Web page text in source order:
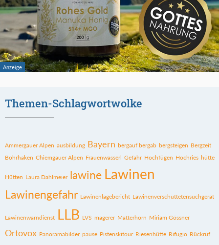
Themen-Schlagwortwolke
Ammergauer Alpen ausbildung Bayern bergauf bergab bergsteigen Bergzeit
Bohrhaken Chiemgauer Alpen Frauenwasserl Gefahr Hochfügen Hochries hütte
Hütten Laura Dahlmeier lawine Lawinen
Lawinengefahr Lawinenlagebericht Lawinenverschüttetensuchgerät
Lawinenwarndienst LLB LVS magerer Matterhorn Miriam Gössner
Ortovox Panoramabilder pause Pistenskitour Riesenhütte Rifugio Rückruf